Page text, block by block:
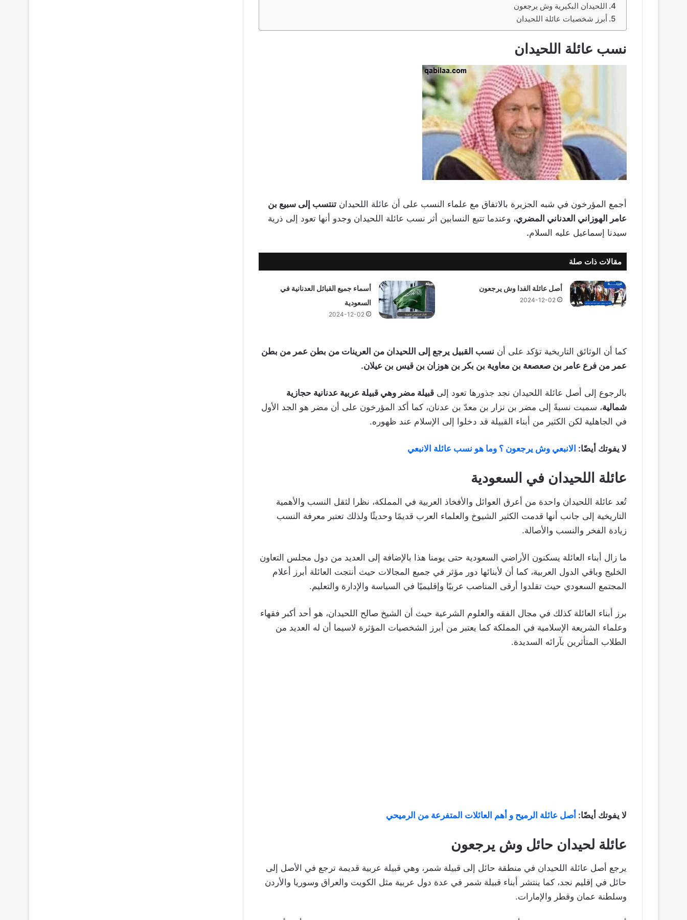
اللحيدان البكيرية وش يرجعون
أبرز شخصيات عائلة اللحيدان
نسب عائلة اللحيدان
أجمع المؤرخون في شبه الجزيرة بالاتفاق مع علماء النسب على أن عائلة اللحيدان تنتسب إلى سبيع بن
عامر الهوزاني العدناني المضري، وعندما تتبع النسابين أثر نسب عائلة اللحيدان وجدو أنها تعود إلى ذرية
سيدنا إسماعيل عليه السلام.
مقالات ذات صلة
أصل عائلة الفدا وش يرجعون
2024-12-02
أسماء جميع القبائل العدنانية في
السعودية
2024-12-02
كما أن الوثائق التاريخية تؤكد على أن نسب القبيل يرجع إلى اللحيدان من العرينات من بطن عمر من بطن
عمر من فرع عامر بن صعصعة بن معاوية بن بكر بن هوزان بن قيس بن عيلان.
بالرجوع إلى أصل عائلة اللحيدان نجد جذورها تعود إلى قبيلة مضر وهي قبيلة عربية عدنانية حجازية
شمالية، سميت نسبةً إلى مضر بن نزار بن معدّ بن عدنان، كما أكد المؤرخون على أن مضر هو الجد الأول
في الجاهلية لكن الكثير من أبناء القبيلة قد دخلوا إلى الإسلام عند ظهوره.
لا يفوتك أيضًا: الانبعي وش يرجعون ؟ وما هو نسب عائلة الانبعي
عائلة اللحيدان في السعودية
تُعد عائلة اللحيدان واحدة من أعرق العوائل والأفخاذ العربية في المملكة، نظرا لثقل النسب والأهمية
التاريخية إلى جانب أنها قدمت الكثير الشيوخ والعلماء العرب قديمًا وحديثًا ولذلك تعتبر معرفة النسب
زيادة الفخر والنسب والأصالة.
ما زال أبناء العائلة يسكنون الأراضي السعودية حتى يومنا هذا بالإضافة إلى العديد من دول مجلس التعاون
الخليج وباقي الدول العربية، كما أن لأبنائها دور مؤثر في جميع المجالات حيث أنتجت العائلة أبرز أعلام
المجتمع السعودي حيث تقلدوا أرقى المناصب عربيًا وإقليميًا في السياسة والإدارة والتعليم.
برز أبناء العائلة كذلك في مجال الفقه والعلوم الشرعية حيث أن الشيخ صالح اللحيدان، هو أحد أكبر فقهاء
وعلماء الشريعة الإسلامية في المملكة كما يعتبر من أبرز الشخصيات المؤثرة لاسيما أن له العديد من
الطلاب المتأثرين بآرائه السديدة.
لا يفوتك أيضًا: أصل عائلة الرميح و أهم العائلات المتفرعة من الرميحي
عائلة لحيدان حائل وش يرجعون
يرجع أصل عائلة اللحيدان في منطقة حائل إلى قبيلة شمر، وهي قبيلة عربية قديمة ترجع في الأصل إلى
حائل في إقليم نجد، كما ينتشر أبناء قبيلة شمر في عدة دول عربية مثل الكويت والعراق وسوريا والأردن
وسلطنة عمان وقطر والإمارات.